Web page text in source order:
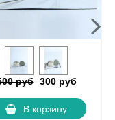
руб 300 руб
В корзину